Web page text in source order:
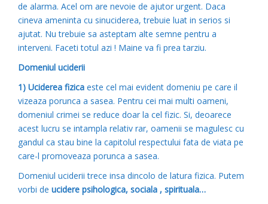
de alarma. Acel om are nevoie de ajutor urgent. Daca
cineva ameninta cu sinuciderea, trebuie luat in serios si
ajutat. Nu trebuie sa asteptam alte semne pentru a
interveni. Faceti totul azi ! Maine va fi prea tarziu.
Domeniul uciderii
1) Uciderea fizica este cel mai evident domeniu pe care il
vizeaza porunca a sasea. Pentru cei mai multi oameni,
domeniul crimei se reduce doar la cel fizic. Si, deoarece
acest lucru se intampla relativ rar, oamenii se magulesc cu
gandul ca stau bine la capitolul respectului fata de viata pe
care-l promoveaza porunca a sasea.
Domeniul uciderii trece insa dincolo de latura fizica. Putem
vorbi de ucidere psihologica, sociala , spirituala…